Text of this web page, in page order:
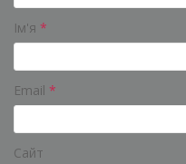
Ім'я *
Email *
Сайт